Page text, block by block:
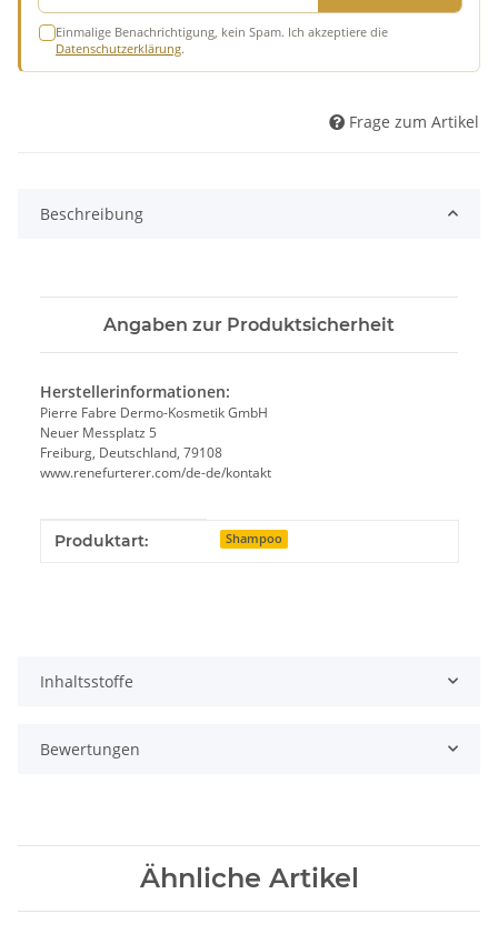
Einmalige Benachrichtigung, kein Spam. Ich akzeptiere die
Datenschutzerklärung.
Frage zum Artikel
Beschreibung
Angaben zur Produktsicherheit
Herstellerinformationen:
Pierre Fabre Dermo-Kosmetik GmbH
Neuer Messplatz 5
Freiburg, Deutschland, 79108
www.renefurterer.com/de-de/kontakt
Produkteigenschaft
Wert
Produktart: Shampoo
Inhaltsstoffe
Bewertungen
Ähnliche Artikel